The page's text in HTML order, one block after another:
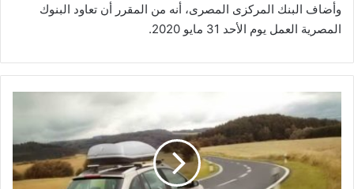
وأضاف البنك المركزى المصرى، أنه من المقرر أن تعاود البنوك
المصرية العمل يوم الأحد 31 مايو 2020.
8
خطوات
لتجهيز
سيارتك
قبل
السفر